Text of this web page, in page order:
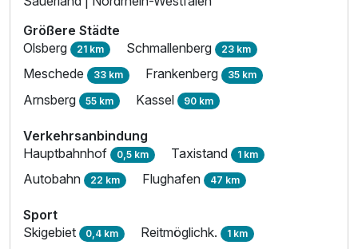
Größere Städte
Olsberg 21 km Schmallenberg 23 km
Meschede 33 km Frankenberg 35 km
Arnsberg 55 km Kassel 90 km
Verkehrsanbindung
Hauptbahnhof 0,5 km Taxistand 1 km
Autobahn 22 km Flughafen 47 km
Sport
Skigebiet 0,4 km Reitmöglichk. 1 km